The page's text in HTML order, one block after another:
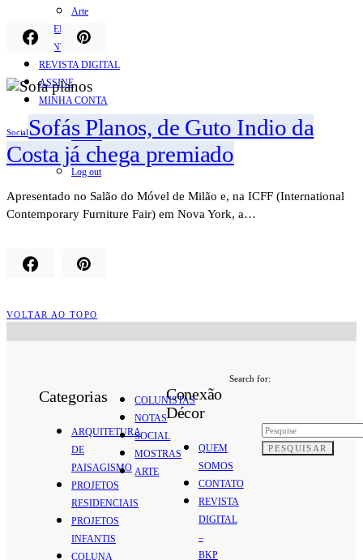
Arte
QUEM SOMOS
CONTATO
REVISTA DIGITAL
ASSINE
MINHA CONTA
Detalhes da conta
Pedidos
Senha perdida
Log out
SocialSofás Planos, de Guto Indio da
Costa já chega premiado
Apresentado no Salão do Móvel de Milão e, na ICFF (International
Contemporary Furniture Fair) em Nova York, a…
VOLTAR AO TOPO
Categorias
ARQUITETURA
DE
PAISAGISMO
PROJETOS
RESIDENCIAIS
PROJETOS
INFANTIS
COLUNA
COLUNISTAS
NOTAS
SOCIAL
MOSTRAS
ARTE
Conexão
Décor
QUEM
SOMOS
CONTATO
REVISTA
DIGITAL
–
BKP
Search for:
PESQUISAR